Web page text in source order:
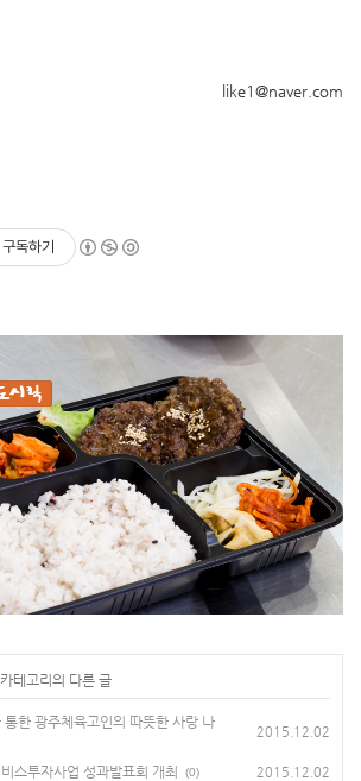
like1@naver.com
구독하기
테고리의 다른 글
한 광주체육고인의 따뜻한 사랑 나
2015.12.02
스투자사업 성과발표회 개최 (0) 2015.12.02